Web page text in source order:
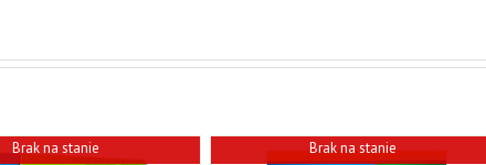
Brak na stanie Brak na stanie